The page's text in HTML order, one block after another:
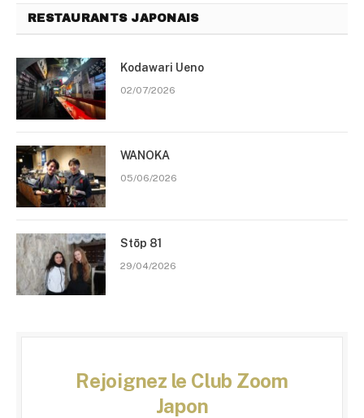
RESTAURANTS JAPONAIS
Kodawari Ueno
02/07/2026
WANOKA
05/06/2026
Stōp 81
29/04/2026
Rejoignez le Club Zoom
Japon